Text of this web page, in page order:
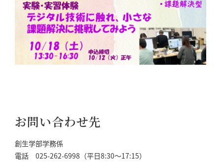
お問い合わせ先
創生学部学務係
電話 025-262-6998（平日8:30～17:15）